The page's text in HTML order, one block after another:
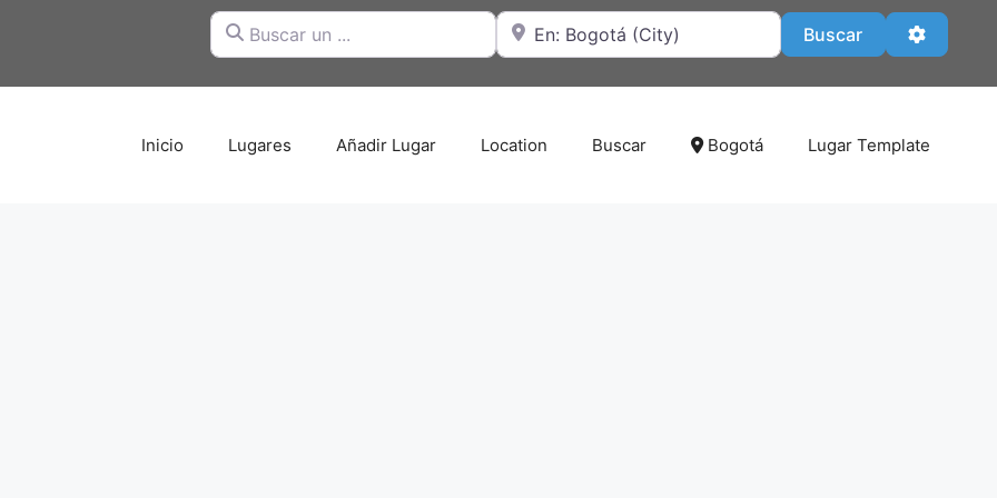
Buscar un ... Cerca de BuscarBuscar
Inicio Lugares Añadir Lugar Location Buscar Bogotá Lugar Template